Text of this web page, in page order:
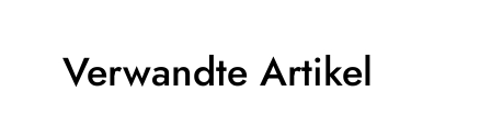
Verwandte Artikel